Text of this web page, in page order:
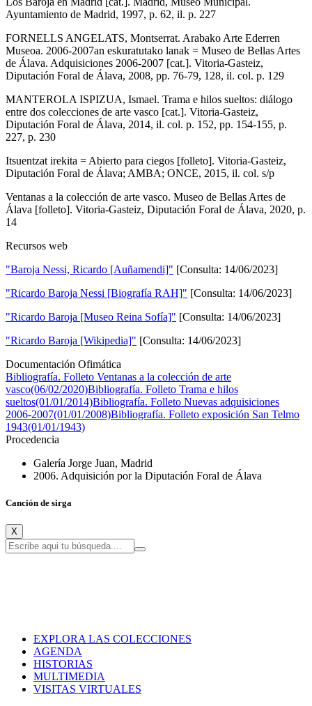
Ayuntamiento de Madrid, 1997, p. 62, il. p. 227
FORNELLS ANGELATS, Montserrat. Arabako Arte Ederren
Museoa. 2006-2007an eskuratutako lanak = Museo de Bellas Artes
de Álava. Adquisiciones 2006-2007 [cat.]. Vitoria-Gasteiz,
Diputación Foral de Álava, 2008, pp. 76-79, 128, il. col. p. 129
MANTEROLA ISPIZUA, Ismael. Trama e hilos sueltos: diálogo
entre dos colecciones de arte vasco [cat.]. Vitoria-Gasteiz,
Diputación Foral de Álava, 2014, il. col. p. 152, pp. 154-155, p.
227, p. 230
Itsuentzat irekita = Abierto para ciegos [folleto]. Vitoria-Gasteiz,
Diputación Foral de Álava; AMBA; ONCE, 2015, il. col. s/p
Ventanas a la colección de arte vasco. Museo de Bellas Artes de
Álava [folleto]. Vitoria-Gasteiz, Diputación Foral de Álava, 2020, p.
14
Recursos web
"Baroja Nessi, Ricardo [Auñamendi]" [Consulta: 14/06/2023]
"Ricardo Baroja Nessi [Biografía RAH]" [Consulta: 14/06/2023]
"Ricardo Baroja [Museo Reina Sofía]" [Consulta: 14/06/2023]
"Ricardo Baroja [Wikipedia]" [Consulta: 14/06/2023]
Documentación Ofimática
Bibliografía. Folleto Ventanas a la colección de arte
vasco(06/02/2020)Bibliografía. Folleto Trama e hilos
sueltos(01/01/2014)Bibliografía. Folleto Nuevas adquisiciones
2006-2007(01/01/2008)Bibliografía. Folleto exposición San Telmo
1943(01/01/1943)
Procedencia
Galería Jorge Juan, Madrid
2006. Adquisición por la Diputación Foral de Álava
Canción de sirga
X
EXPLORA LAS COLECCIONES
AGENDA
HISTORIAS
MULTIMEDIA
VISITAS VIRTUALES